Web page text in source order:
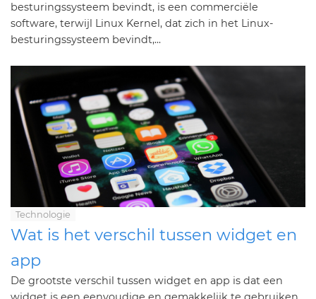
besturingssysteem bevindt, is een commerciële
software, terwijl Linux Kernel, dat zich in het Linux-
besturingssysteem bevindt,...
Technologie
Wat is het verschil tussen widget en
app
De grootste verschil tussen widget en app is dat een